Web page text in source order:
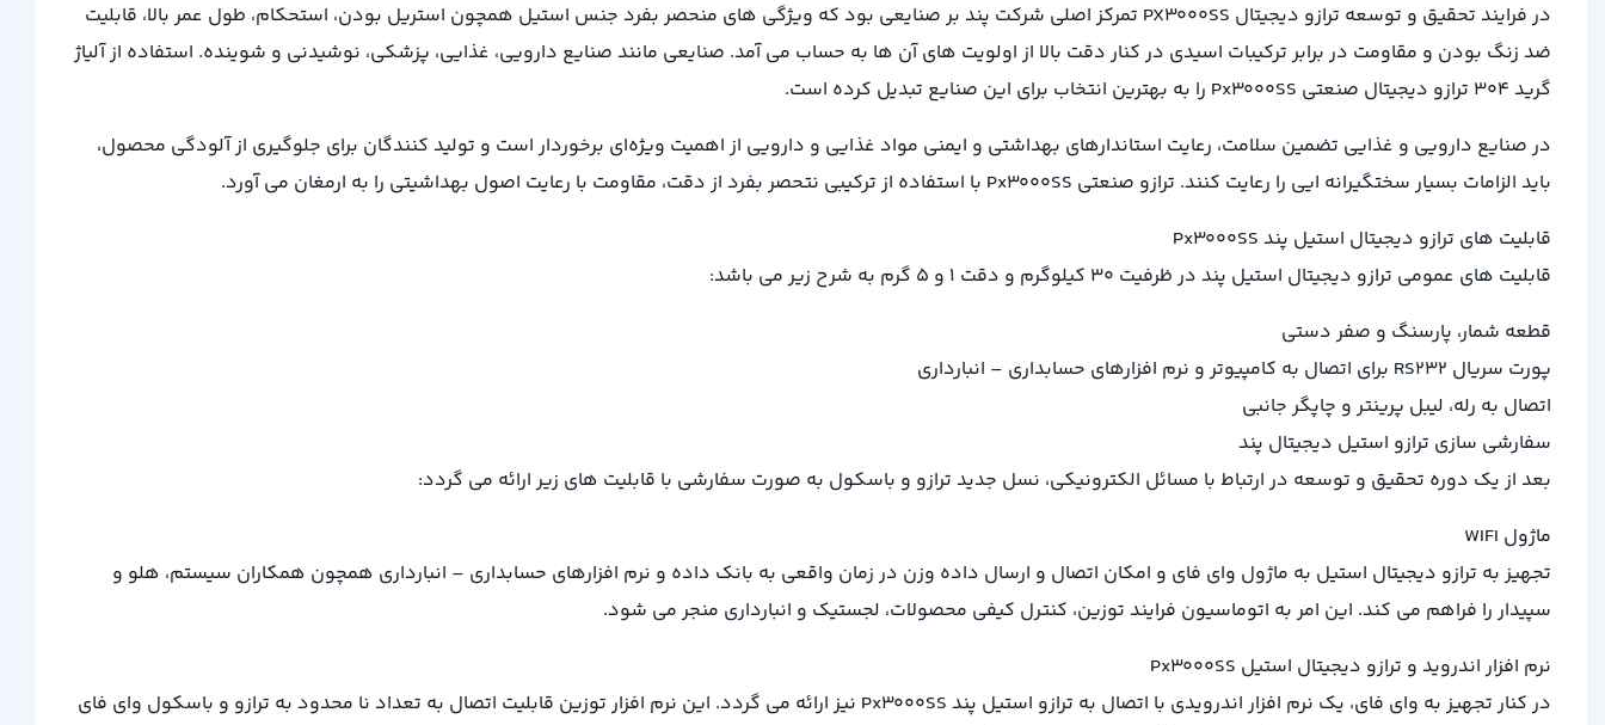
در فرایند تحقیق و توسعه ترازو دیجیتال PX3000SS تمرکز اصلی شرکت پند بر صنایعی بود که ویژگی های منحصر بفرد جنس استیل همچون استریل بودن، استحکام، طول عمر بالا، قابلیت
ضد زنگ بودن و مقاومت در برابر ترکیبات اسیدی در کنار دقت بالا از اولویت های آن ها به حساب می آمد. صنایعی مانند صنایع دارویی، غذایی، پزشکی، نوشیدنی و شوینده. استفاده از آلیاژ
گرید 304 ترازو دیجیتال صنعتی Px3000SS را به بهترین انتخاب برای این صنایع تبدیل کرده است.
در صنایع دارویی و غذایی تضمین سلامت، رعایت استاندارهای بهداشتی و ایمنی مواد غذایی و دارویی از اهمیت ویژه‌ای برخوردار است و تولید کنندگان برای جلوگیری از آلودگی محصول،
باید الزامات بسیار سختگیرانه ایی را رعایت کنند. ترازو صنعتی Px3000SS با استفاده از ترکیبی نتحصر بفرد از دقت، مقاومت با رعایت اصول بهداشیتی را به ارمغان می آورد.
قابلیت های ترازو دیجیتال استیل پند Px3000SS
قابلیت های عمومی ترازو دیجیتال استیل پند در ظرفیت ۳۰ کیلوگرم و دقت ۱ و ۵ گرم به شرح زیر می باشد:
قطعه شمار، پارسنگ و صفر دستی
پورت سریال RS232 برای اتصال به کامپیوتر و نرم افزارهای حسابداری – انبارداری
اتصال به رله، لیبل پرینتر و چاپگر جانبی
سفارشی سازی ترازو استیل دیجیتال پند
بعد از یک دوره تحقیق و توسعه در ارتباط با مسائل الکترونیکی، نسل جدید ترازو و باسکول به صورت سفارشی با قابلیت های زیر ارائه می گردد:
ماژول WIFI
تجهیز به ترازو دیجیتال استیل به ماژول وای فای و امکان اتصال و ارسال داده وزن در زمان واقعی به بانک داده و نرم افزارهای حسابداری – انبارداری همچون همکاران سیستم، هلو و
سپیدار را فراهم می کند. این امر به اتوماسیون فرایند توزین، کنترل کیفی محصولات، لجستیک و انبارداری منجر می شود.
نرم افزار اندروید و ترازو دیجیتال استیل Px3000SS
در کنار تجهیز به وای فای، یک نرم افزار اندرویدی با اتصال به ترازو استیل پند Px3000SS نیز ارائه می گردد. این نرم افزار توزین قابلیت اتصال به تعداد نا محدود به ترازو و باسکول وای فای